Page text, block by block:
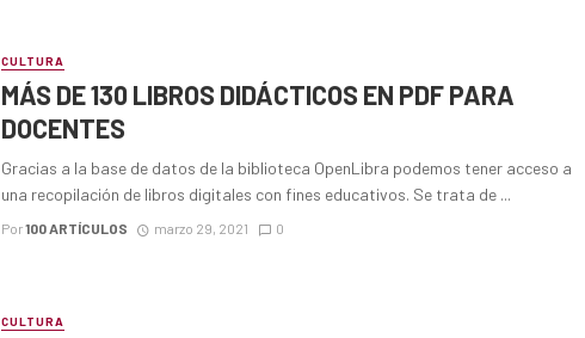
CULTURA
MÁS DE 130 LIBROS DIDÁCTICOS EN PDF PARA
DOCENTES
Gracias a la base de datos de la biblioteca OpenLibra podemos tener acceso a
una recopilación de libros digitales con fines educativos. Se trata de ...
Por100 ARTÍCULOS marzo 29, 2021 0
CULTURA